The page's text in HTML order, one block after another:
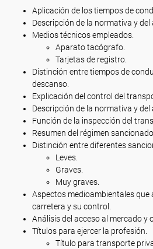
Aplicación de los tiempos de
Descripción de la normativa y del
Medios técnicos empleados.
Aparato tacógrafo.
Tarjetas de registro.
Distinción entre tiempos de
descanso.
Explicación del control del
Descripción de la normativa y del
Función de la inspección del
Resumen del régimen
Distinción entre diferentes
Leves.
Graves.
Muy graves.
Aspectos medioambientales
carretera y su control.
Análisis del acceso al mercado y
Títulos para ejercer la profesión.
Título para transporte